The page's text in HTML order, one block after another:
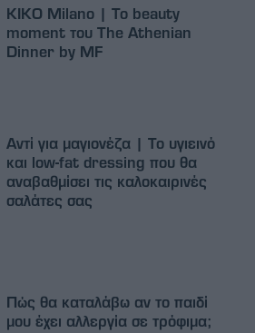
KIKO Milano | Το beauty
moment του The Athenian
Dinner by MF
Αντί για μαγιονέζα | Το υγιεινό
και low-fat dressing που θα
αναβαθμίσει τις καλοκαιρινές
σαλάτες σας
Πώς θα καταλάβω αν το παιδί
μου έχει αλλεργία σε τρόφιμα;